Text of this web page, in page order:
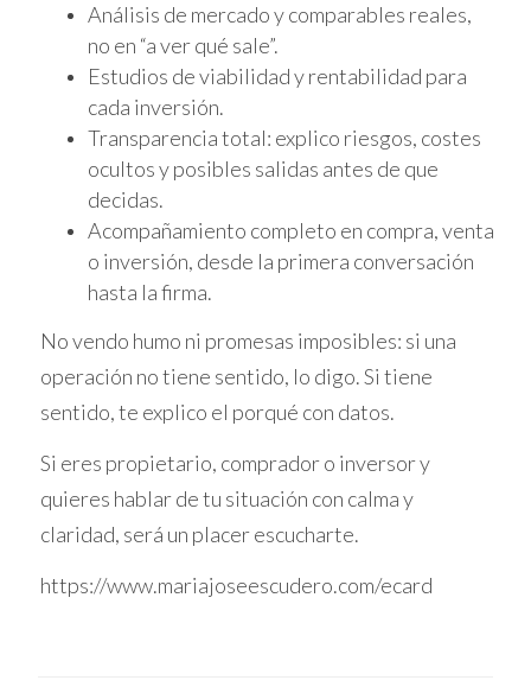
"El conocimiento es poder; cuanto
más sepas sobre tus inversiones,
menos miedo tendrás." - URBEi
En URBEi, nos comprometemos a
proporcionarte toda la información
necesaria para que puedas tomar decisiones
informadas. Esto incluye un análisis detallado
del precio de compra, el costo de reforma y el
puedes abordar tus inversiones con
confianza y claridad.
CASO ESTUDIO 1: LA
INVERSIÓN EN
PROPIEDADES
Imagina a Laura, una joven profesional que
Análisis de mercado y comparables reales,
no en “a ver qué sale”.
Estudios de viabilidad y rentabilidad para
cada inversión.
Transparencia total: explico riesgos, costes
ocultos y posibles salidas antes de que
decidas.
Acompañamiento completo en compra, venta
o inversión, desde la primera conversación
hasta la firma.
No vendo humo ni promesas imposibles: si una
operación no tiene sentido, lo digo. Si tiene
sentido, te explico el porqué con datos.
Si eres propietario, comprador o inversor y
quieres hablar de tu situación con calma y
claridad, será un placer escucharte.
https://www.mariajoseescudero.com/ecard